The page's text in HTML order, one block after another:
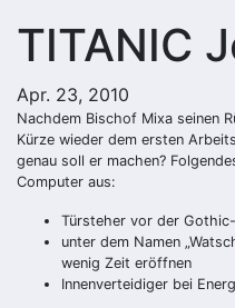
TITANIC
Apr. 23, 2010
Nachdem Bischof Mixa seinen
Kürze wieder dem ersten
genau soll er machen?
Computer aus:
Türsteher vor der
unter dem Namen
wenig Zeit eröffnen
Innenverteidiger bei